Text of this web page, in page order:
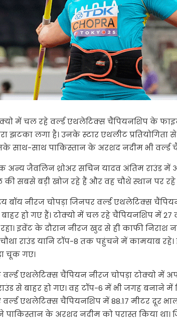
में चल रहे वर्ल्ड एथलेटिक्स चैंपियनशिप के
झटका लगा है। उनके स्टार एथलीट प्रतियोगिता
साथ-साथ पाकिस्तान के अरशद नदीम भी वर्ल्ड
अन्य जैवलिन थ्रोअर सचिन यादव अंतिम राउंड
सबसे बड़ी खोज रहे हैं और वह चौथे स्थान पर रहे
बॉय नीरज चोपड़ा जिनपर वर्ल्ड एथलेटिक्स
बाहर हो गए हैं। टोक्यो में चल रहे चैंपियनशिप में 27
इवेंट के दौरान नीरज खुद से ही काफी निराश
राउंड यानि टॉप-8 तक पहुंचने में कामयाब
चूक गए।
एथलेटिक्स चैंपियन नीरज चोपड़ा टोक्यो में
से बाहर हो गए। वह टॉप-6 में भी जगह बनाने
वर्ल्ड एथलेटिक्स चैंपियनशिप में 88.17 मीटर दूर
पाकिस्तान के अरशद नदीम को परास्त किया